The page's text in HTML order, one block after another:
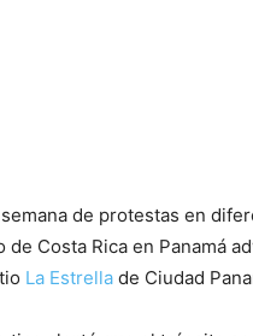
de protestas en
de Costa Rica en Panamá
La Estrella de Ciudad